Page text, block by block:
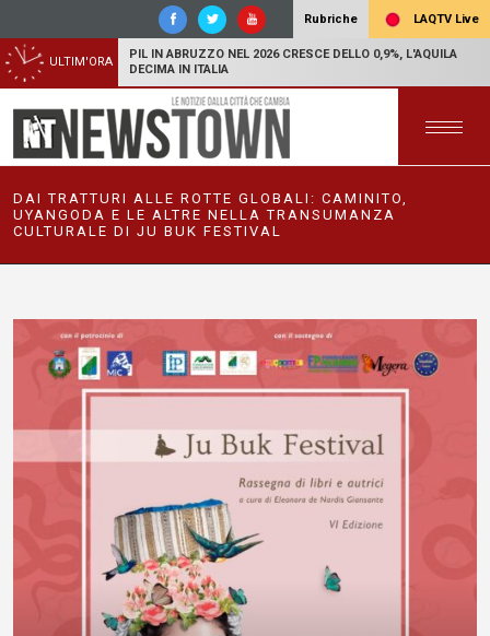
Rubriche LAQTV Live
ULTIM'ORA
PIL IN ABRUZZO NEL 2026 CRESCE DELLO 0,9%, L'AQUILA
DECIMA IN ITALIA
DAI TRATTURI ALLE ROTTE GLOBALI: CAMINITO,
UYANGODA E LE ALTRE NELLA TRANSUMANZA
CULTURALE DI JU BUK FESTIVAL